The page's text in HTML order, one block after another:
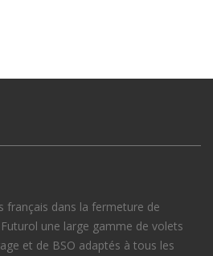
français dans la fermeture de
une large gamme de volets
et de BSO adaptés à tous les